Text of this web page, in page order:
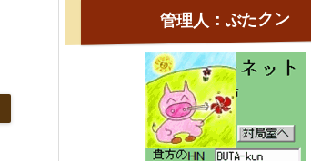
管理人：ぶたクン